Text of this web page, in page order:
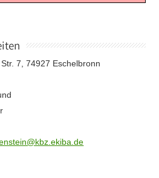
7, 74927 Eschelbronn